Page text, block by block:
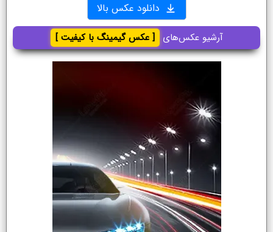
دانلود عکس بالا
آرشیو عکس‌های [ عکس گیمینگ با کیفیت ]